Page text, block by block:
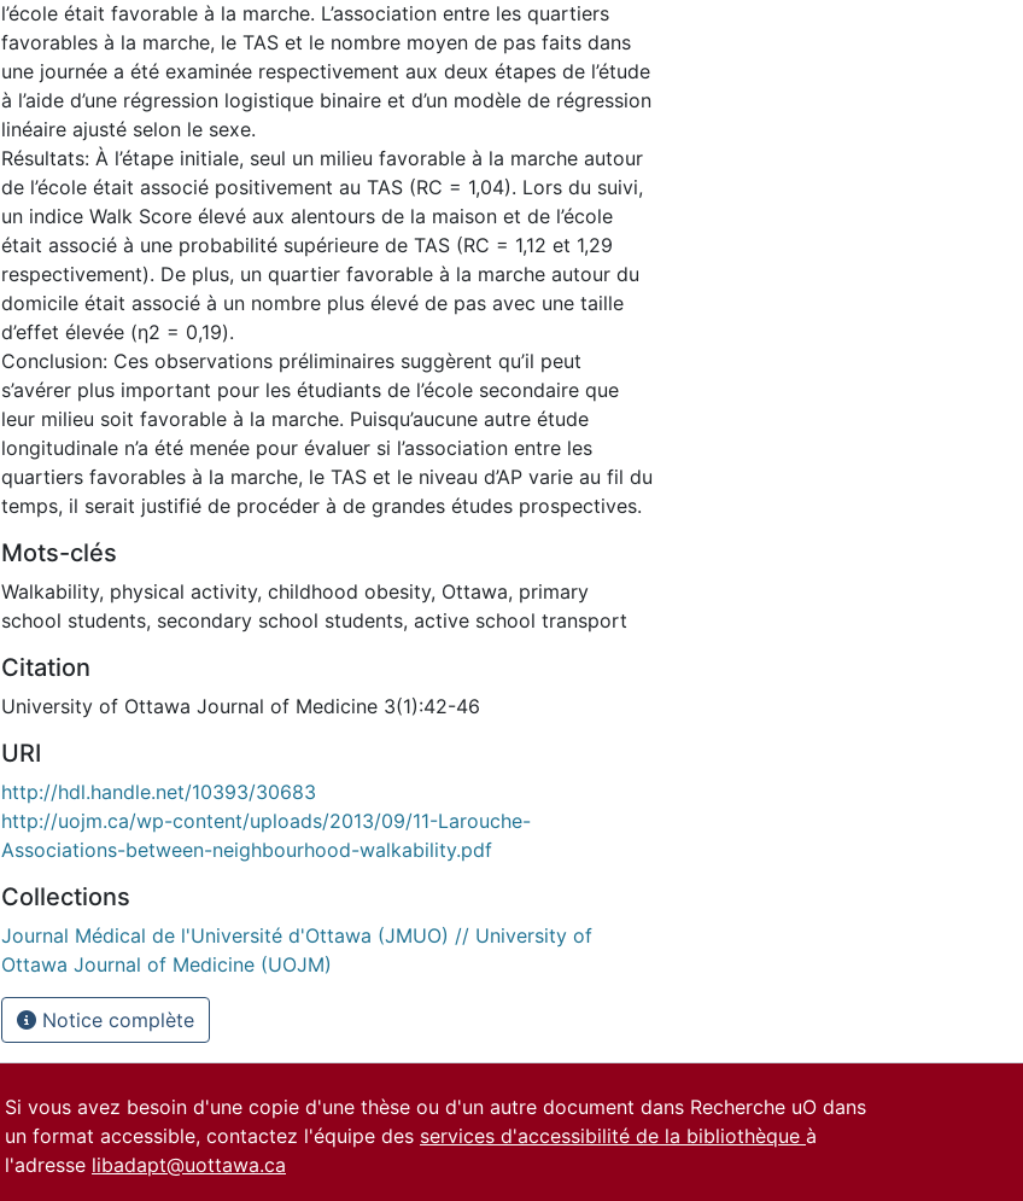
l’école était favorable à la marche. L’association entre les quartiers
favorables à la marche, le TAS et le nombre moyen de pas faits dans
une journée a été examinée respectivement aux deux étapes de l’étude
à l’aide d’une régression logistique binaire et d’un modèle de régression
linéaire ajusté selon le sexe.
Résultats: À l’étape initiale, seul un milieu favorable à la marche autour
de l’école était associé positivement au TAS (RC = 1,04). Lors du suivi,
un indice Walk Score élevé aux alentours de la maison et de l’école
était associé à une probabilité supérieure de TAS (RC = 1,12 et 1,29
respectivement). De plus, un quartier favorable à la marche autour du
domicile était associé à un nombre plus élevé de pas avec une taille
d’effet élevée (η2 = 0,19).
Conclusion: Ces observations préliminaires suggèrent qu’il peut
s’avérer plus important pour les étudiants de l’école secondaire que
leur milieu soit favorable à la marche. Puisqu’aucune autre étude
longitudinale n’a été menée pour évaluer si l’association entre les
quartiers favorables à la marche, le TAS et le niveau d’AP varie au fil du
temps, il serait justifié de procéder à de grandes études prospectives.
Mots-clés
Walkability, physical activity, childhood obesity, Ottawa, primary
school students, secondary school students, active school transport
Citation
University of Ottawa Journal of Medicine 3(1):42-46
URI
http://hdl.handle.net/10393/30683
http://uojm.ca/wp-content/uploads/2013/09/11-Larouche-
Associations-between-neighbourhood-walkability.pdf
Collections
Journal Médical de l'Université d'Ottawa (JMUO) // University of
Ottawa Journal of Medicine (UOJM)
Notice complète
Si vous avez besoin d'une copie d'une thèse ou d'un autre document dans Recherche uO dans
un format accessible, contactez l'équipe des services d'accessibilité de la bibliothèque à
l'adresse libadapt@uottawa.ca